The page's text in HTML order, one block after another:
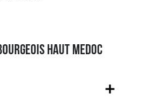
HAUT MEDOC